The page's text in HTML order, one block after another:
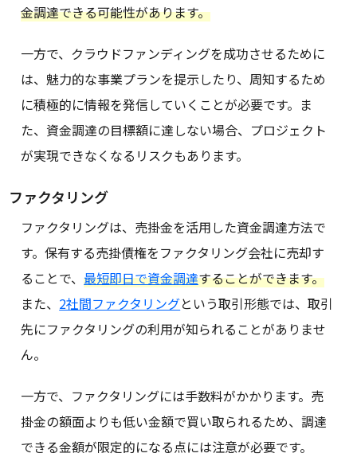
金調達できる可能性があります。
一方で、クラウドファンディングを成功させるために
は、魅力的な事業プランを提示したり、周知するため
に積極的に情報を発信していくことが必要です。ま
た、資金調達の目標額に達しない場合、プロジェクト
が実現できなくなるリスクもあります。
ファクタリング
ファクタリングは、売掛金を活用した資金調達方法で
す。保有する売掛債権をファクタリング会社に売却す
ることで、最短即日で資金調達することができます。
また、 2社間ファクタリングという取引形態では、取引
先にファクタリングの利用が知られることがありませ
ん。
一方で、ファクタリングには手数料がかかります。売
掛金の額面よりも低い金額で買い取られるため、調達
できる金額が限定的になる点には注意が必要です。